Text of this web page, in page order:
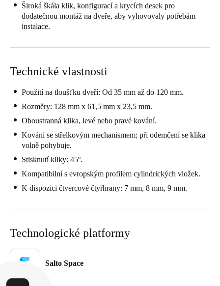
Belgium
FrançaisNederlandsEnglish
Português
Italy
Italiano
Russia
Poland
Czech Republic
Danskere
Široká škála klik, konfigurací a krycích desek pro
dodatečnou montáž na dveře, aby vyhovovaly potřebám
instalace.
Technické vlastnosti
Použití na tloušťku dveří: Od 35 mm až do 120 mm.
Rozměry: 128 mm x 61,5 mm x 23,5 mm.
Oboustranná klika, levé nebo pravé kování.
Kování se střelkovým mechanismem; při odemčení se klika
volně pohybuje.
Stisknutí kliky: 45º.
Kompatibilní s evropským profilem cylindrických vložek.
K dispozici čtvercové čtyřhrany: 7 mm, 8 mm, 9 mm.
Technologické platformy
Salto Space